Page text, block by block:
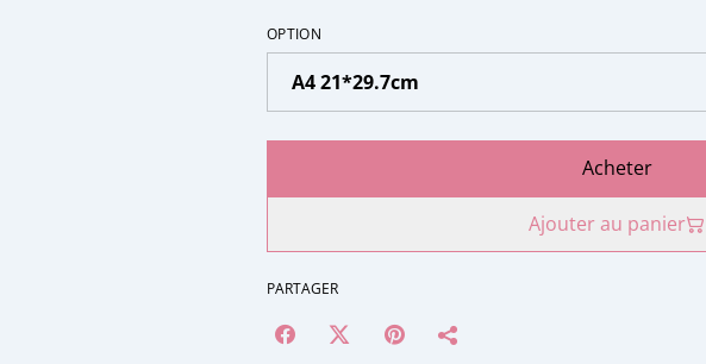
OPTION
Acheter
Ajouter au panier
PARTAGER